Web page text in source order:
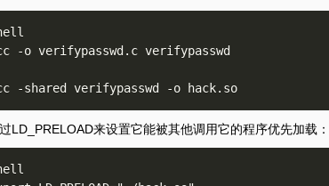
-o verifypasswd.c verifypasswd
LD_PRELOAD来设置它能被其他调用它的程序优先加载：